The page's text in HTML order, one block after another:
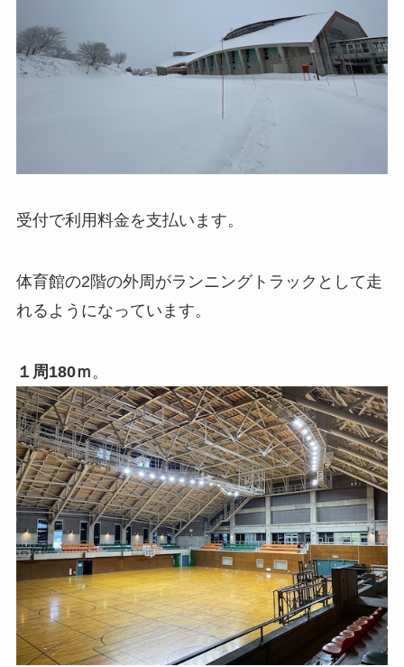
受付で利用料金を支払います。
体育館の2階の外周がランニングトラックとして走
れるようになっています。
１周180ｍ。